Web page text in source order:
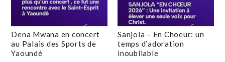
Dena Mwana en concert
au Palais des Sports de
Yaoundé
Sanjola – En Choeur: un
temps d’adoration
inoubliable